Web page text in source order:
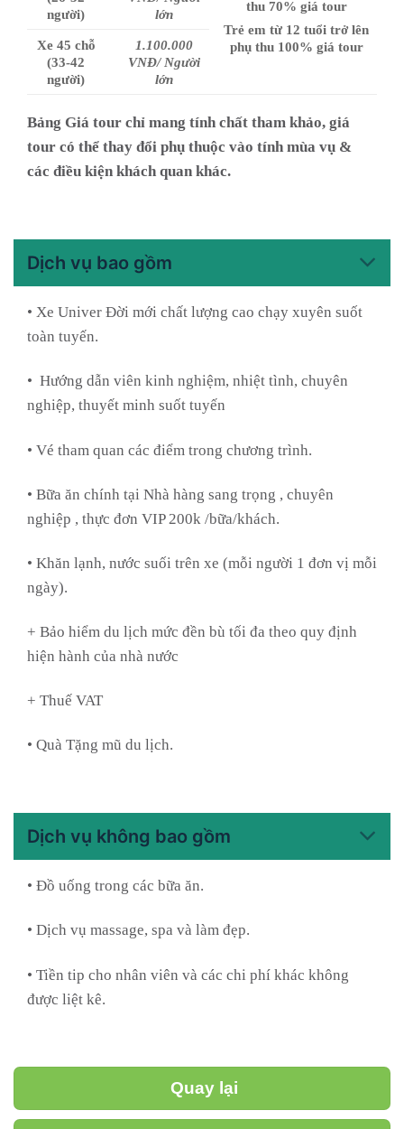
thu 70% giá tour
Trẻ em từ 12 tuổi trở lên
phụ thu 100% giá tour
người)
lớn
Xe 45 chỗ
(33-42
người)
1.100.000
VNĐ/ Người
lớn
Bảng Giá tour chỉ mang tính chất tham khảo, giá
tour có thể thay đổi phụ thuộc vào tính mùa vụ &
các điều kiện khách quan khác.
Dịch vụ bao gồm
• Xe Univer Đời mới chất lượng cao chạy xuyên suốt
toàn tuyến.
• Hướng dẫn viên kinh nghiệm, nhiệt tình, chuyên
nghiệp, thuyết minh suốt tuyến
• Vé tham quan các điểm trong chương trình.
• Bữa ăn chính tại Nhà hàng sang trọng , chuyên
nghiệp , thực đơn VIP 200k /bữa/khách.
• Khăn lạnh, nước suối trên xe (mỗi người 1 đơn vị mỗi
ngày).
+ Bảo hiểm du lịch mức đền bù tối đa theo quy định
hiện hành của nhà nước
+ Thuế VAT
• Quà Tặng mũ du lịch.
Dịch vụ không bao gồm
• Đồ uống trong các bữa ăn.
• Dịch vụ massage, spa và làm đẹp.
• Tiền tip cho nhân viên và các chi phí khác không
được liệt kê.
Quay lại